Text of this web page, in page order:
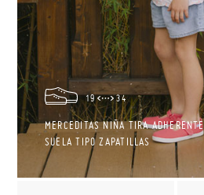
19 34
MERCEDITAS NIÑA TIRA ADHERENTE
SUELA TIPO ZAPATILLAS